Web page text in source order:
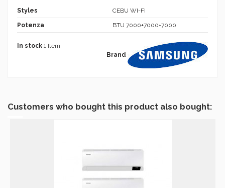
Styles CEBU WI-FI
Potenza BTU 7000+7000+7000
Brand
In stock 1 Item
Customers who bought this product also bought: